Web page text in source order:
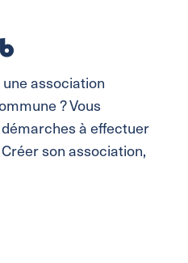
association
? Vous
à effectuer
son association,